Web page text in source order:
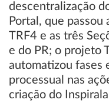
descentralização
Portal, que
TRF4 e as três
e do PR; o projeto
automatizou fases
processual nas
criação do